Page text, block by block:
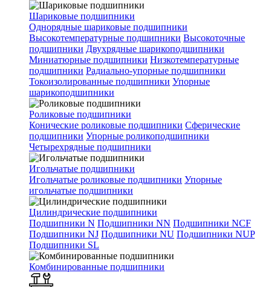
Шариковые подшипники
Однорядные шариковые подшипники
Высокотемпературные подшипники Высокоточные
подшипники Двухрядные шарикоподшипники
Миниатюрные подшипники Низкотемпературные
подшипники Радиально-упорные подшипники
Токоизолированные подшипники Упорные
шарикоподшипники
Роликовые подшипники
Конические роликовые подшипники Сферические
подшипники Упорные роликоподшипники
Четырехрядные подшипники
Игольчатые подшипники
Игольчатые роликовые подшипники Упорные
игольчатые подшипники
Цилиндрические подшипники
Подшипники N Подшипники NN Подшипники NCF
Подшипники NJ Подшипники NU Подшипники NUP
Подшипники SL
Комбинированные подшипники